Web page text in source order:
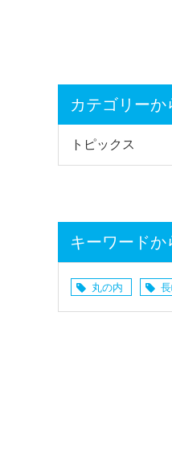
カテゴリーか
トピックス
キーワードか
丸の内